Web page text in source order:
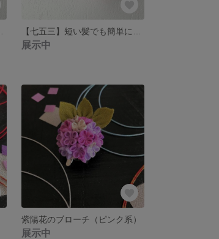
展示中
紫陽花のブローチ（ピンク系）
展示中